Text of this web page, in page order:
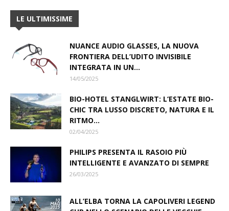
LE ULTIMISSIME
NUANCE AUDIO GLASSES, LA NUOVA
FRONTIERA DELL’UDITO INVISIBILE
INTEGRATA IN UN...
14/05/2025
BIO-HOTEL STANGLWIRT: L‘ESTATE BIO-
CHIC TRA LUSSO DISCRETO, NATURA E IL
RITMO...
02/04/2025
PHILIPS PRESENTA IL RASOIO PIÙ
INTELLIGENTE E AVANZATO DI SEMPRE
26/03/2025
ALL’ELBA TORNA LA CAPOLIVERI LEGEND